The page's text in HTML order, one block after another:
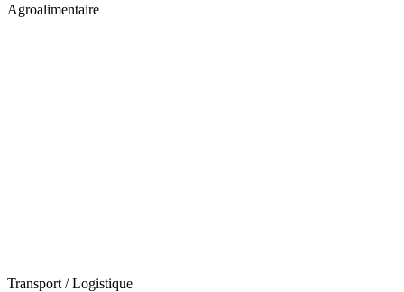
Agroalimentaire
Transport / Logistique